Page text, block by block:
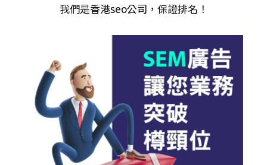
我們是香港seo公司 ，保證排名！